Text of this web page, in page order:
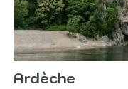
Ardèche